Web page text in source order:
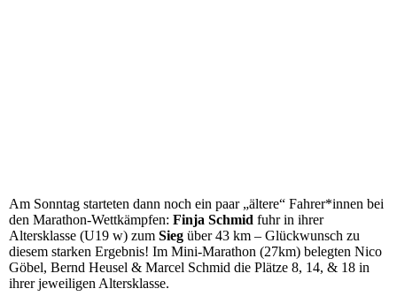
Am Sonntag starteten dann noch ein paar „ältere“ Fahrer*innen bei
den Marathon-Wettkämpfen: Finja Schmid fuhr in ihrer
Altersklasse (U19 w) zum Sieg über 43 km – Glückwunsch zu
diesem starken Ergebnis! Im Mini-Marathon (27km) belegten Nico
Göbel, Bernd Heusel & Marcel Schmid die Plätze 8, 14, & 18 in
ihrer jeweiligen Altersklasse.